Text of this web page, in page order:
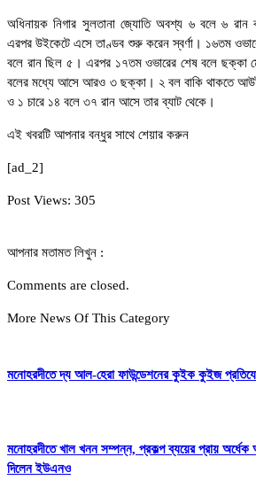
অধিনায়ক নিগার সুলতানা জ্যোতি অবশ্য ৬ বলে ৬ রান
এরপর উইকেটে এসে তাণ্ডব শুরু করেন স্বর্ণা। ১৬তম
বলে রান ছিল ৫। এরপর ১৭তম ওভারের শেষ বলে ছক্কা
বলের মধ্যে আসে আরও ৩ ছক্কা। ২ বল বাকি থাকতে
ও ১ চারে ১৪ বলে ৩৭ রান আসে তার ব্যাট থেকে।
এই খবরটি আপনার বন্ধুর সাথে শেয়ার করুন
[ad_2]
Post Views: 305
আপনার মতামত লিখুন :
Comments are closed.
More News Of This Category
মনোহরদীতে দ্য আল-হেরা ফাউন্ডেশনের কুইক কুইজ
মনোহরদীতে খাল খনন সম্পন্ন, প্রকল্প ব্যয়ের প্রায় অর্ধেক
দিলেন ইউএনও